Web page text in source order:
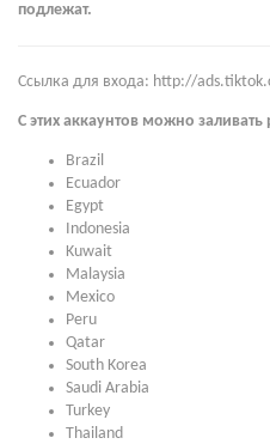
подлежат.
Ссылка для входа: http://
С этих аккаунтов можно
Brazil
Ecuador
Egypt
Indonesia
Kuwait
Malaysia
Mexico
Peru
Qatar
South Korea
Saudi Arabia
Turkey
Thailand